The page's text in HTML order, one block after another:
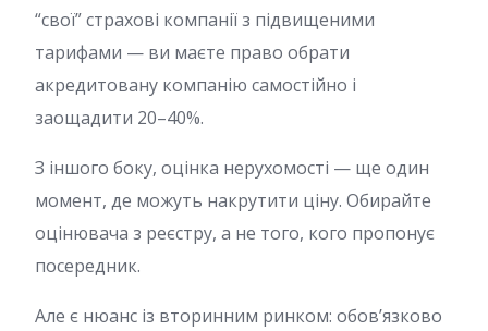
“свої” страхові компанії з підвищеними
тарифами — ви маєте право обрати
акредитовану компанію самостійно і
заощадити 20–40%.
З іншого боку, оцінка нерухомості — ще один
момент, де можуть накрутити ціну. Обирайте
оцінювача з реєстру, а не того, кого пропонує
посередник.
Але є нюанс із вторинним ринком: обов’язково